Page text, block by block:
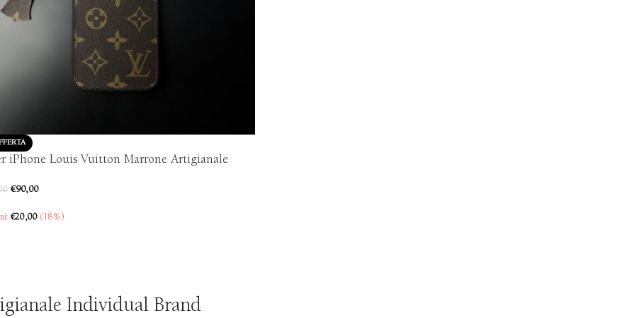
iPhone Louis Vuitton Marrone Artigianale
€90,00
€20,00 (18%)
Individual Brand